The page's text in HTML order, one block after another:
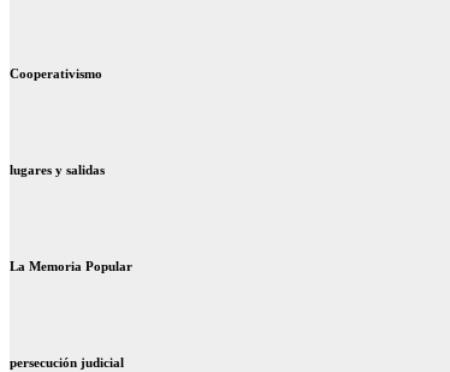
Cooperativismo
lugares y salidas
La Memoria Popular
persecución judicial